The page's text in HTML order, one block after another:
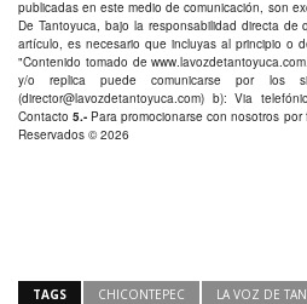
publicadas en este medio de comunicación, son
De Tantoyuca, bajo la responsabilidad directa de
artículo, es necesario que incluyas al principio o
"Contenido tomado dewww.lavozdetantoyuca.com
y/o replica puede comunicarse por los
(director@lavozdetantoyuca.com) b): Via
Contacto 5.- Para promocionarse con nosotros por
Reservados © 2026
TAGS CHICONTEPEC LA VOZ DE